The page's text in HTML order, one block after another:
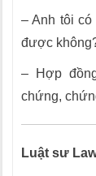
– Anh tôi có
được
– Hợp
chứng,
Luật sư